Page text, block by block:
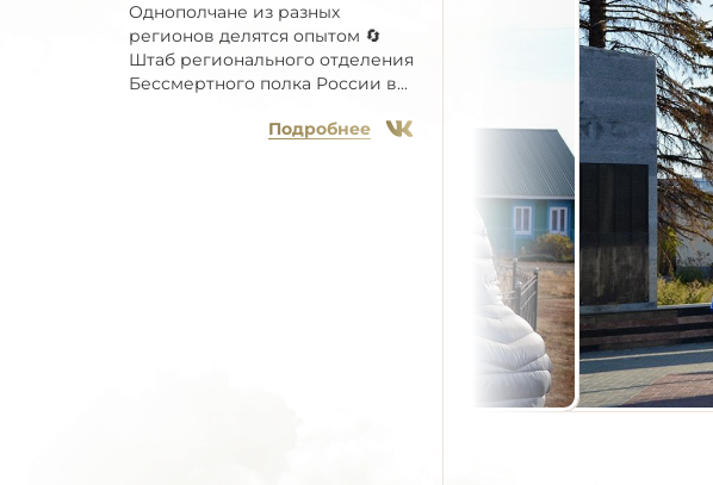
Однополчане из разных
регионов делятся опытом 🔄
Штаб регионального отделения
Бессмертного полка России в...
Подробнее